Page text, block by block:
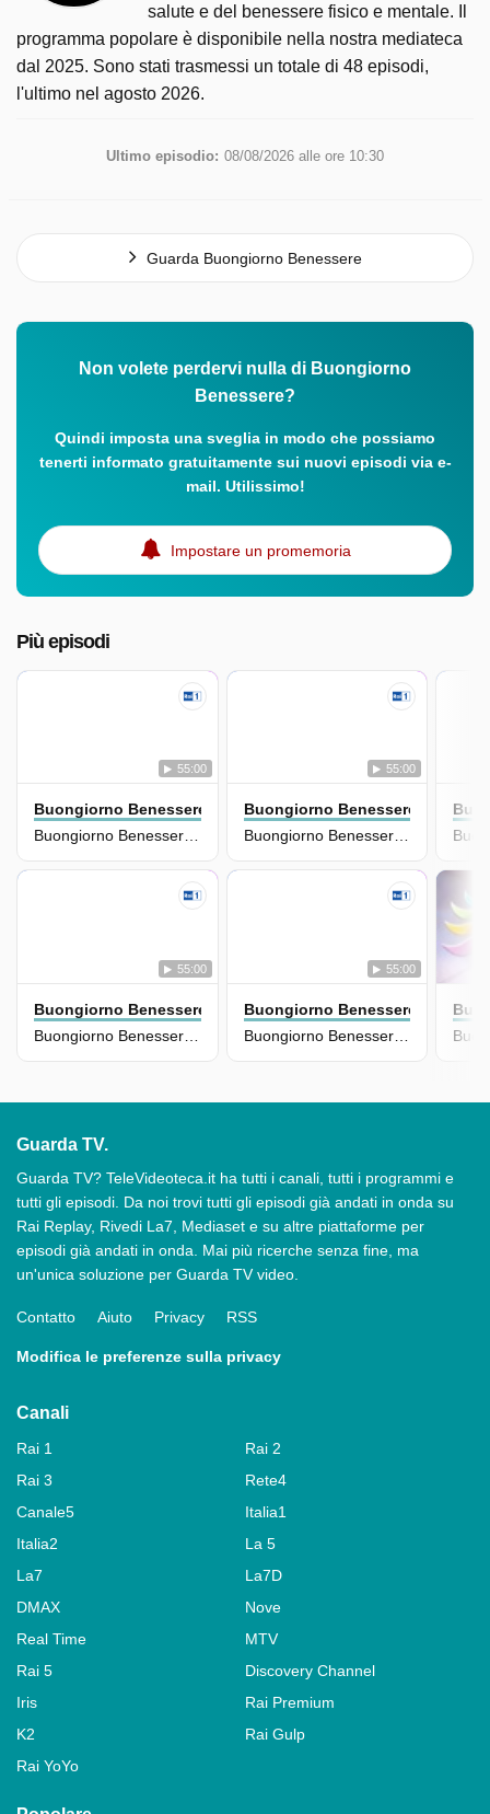
salute e del benessere fisico e mentale. Il
programma popolare è disponibile nella nostra mediateca
dal 2025. Sono stati trasmessi un totale di 48 episodi,
l'ultimo nel agosto 2026.
Ultimo episodio: 08/08/2026 alle ore 10:30
Guarda Buongiorno Benessere
Non volete perdervi nulla di Buongiorno
Benessere?
Quindi imposta una sveglia in modo che possiamo
tenerti informato gratuitamente sui nuovi episodi via e-
mail. Utilissimo!
Impostare un promemoria
Più episodi
55:00
Buongiorno Benessere
Buongiorno Benessere Estate... Il Meglio - Puntata Del 08/08/2026
55:00
Buongiorno Benessere
Buongiorno Benessere Estate... Il Meglio - Puntata Del 01/08/2026
55:00
Buongiorno Benessere
55:00
Buongiorno Benessere
Buongiorno Benessere Estate... Il Meglio - Puntata Del 18/07/2026
Guarda TV.
Guarda TV? TeleVideoteca.it ha tutti i canali, tutti i programmi e
tutti gli episodi. Da noi trovi tutti gli episodi già andati in onda su
Rai Replay, Rivedi La7, Mediaset e su altre piattaforme per
episodi già andati in onda. Mai più ricerche senza fine, ma
un'unica soluzione per Guarda TV video.
Contatto Aiuto Privacy RSS
Modifica le preferenze sulla privacy
Canali
Rai 1
Rai 2
Rai 3
Rete4
Canale5
Italia1
Italia2
La 5
La7
La7D
DMAX
Nove
Real Time
MTV
Rai 5
Discovery Channel
Iris
Rai Premium
K2
Rai Gulp
Rai YoYo